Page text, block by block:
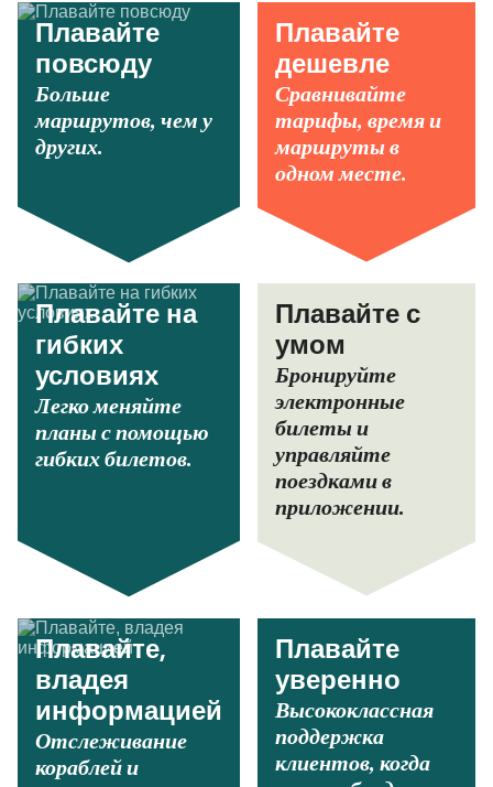
Плавайте
повсюду
Больше
маршрутов, чем у
других.
Плавайте
дешевле
Сравнивайте
тарифы, время и
маршруты в
одном месте.
Плавайте на
гибких
условиях
Легко меняйте
планы с помощью
гибких билетов.
Плавайте с
умом
Бронируйте
электронные
билеты и
управляйте
поездками в
приложении.
Плавайте,
владея
информацией
Отслеживание
кораблей и
Плавайте
уверенно
Высококлассная
поддержка
клиентов, когда